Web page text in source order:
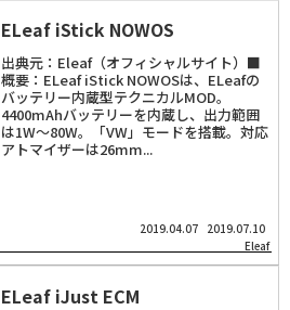
ELeaf iStick NOWOS
出典元：Eleaf（オフィシャルサイト）■
概要：ELeaf iStick NOWOSは、ELeafの
バッテリー内蔵型テクニカルMOD。
4400mAhバッテリーを内蔵し、出力範囲
は1W～80W。「VW」モードを搭載。対応
アトマイザーは26mm...
2019.04.07
2019.07.10
Eleaf
ELeaf iJust ECM